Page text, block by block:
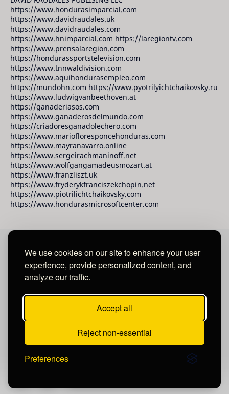
We use cookies on our site to enhance your user
experience, provide personalized content, and
analyze our traffic.
Accept all
Reject non-essential
Preferences
https://www.hondurasimparcial.com
https://www.davidraudales.uk
https://www.davidraudales.com
https://www.hnimparcial.com https://laregiontv.com
https://www.prensalaregion.com
https://hondurassportstelevision.com
https://www.tnnwaldivision.com
https://www.aquihondurasempleo.com
https://mundohn.com https://www.pyotrilyichtchaikovsky.ru
https://www.ludwigvanbeethoven.at
https://ganaderiasos.com
https://www.ganaderosdelmundo.com
https://criadoresganadolechero.com
https://www.mariofloresponcehonduras.com
https://www.mayranavarro.online
https://www.sergeirachmaninoff.net
https://www.wolfgangamadeusmozart.at
https://www.franzliszt.uk
https://www.fryderykfranciszekchopin.net
https://www.piotrilichtchaikovsky.com
https://www.hondurasmicrosoftcenter.com
David Raudales Publishing LLC
Salvador.